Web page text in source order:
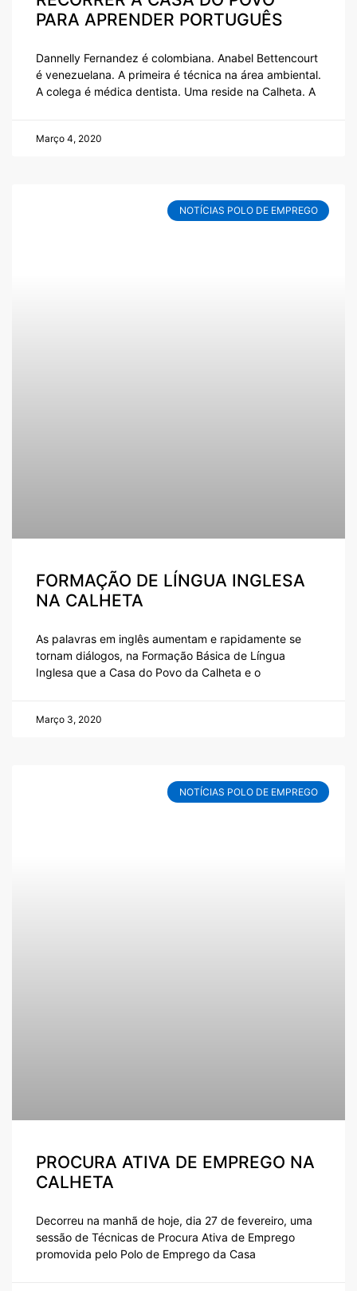
PARA APRENDER PORTUGUÊS
Dannelly Fernandez é colombiana. Anabel Bettencourt
é venezuelana. A primeira é técnica na área ambiental.
A colega é médica dentista. Uma reside na Calheta. A
Março 4, 2020
NOTÍCIAS POLO DE EMPREGO
FORMAÇÃO DE LÍNGUA INGLESA
NA CALHETA
As palavras em inglês aumentam e rapidamente se
tornam diálogos, na Formação Básica de Língua
Inglesa que a Casa do Povo da Calheta e o
Março 3, 2020
NOTÍCIAS POLO DE EMPREGO
PROCURA ATIVA DE EMPREGO NA
CALHETA
Decorreu na manhã de hoje, dia 27 de fevereiro, uma
sessão de Técnicas de Procura Ativa de Emprego
promovida pelo Polo de Emprego da Casa